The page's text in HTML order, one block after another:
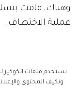
وهناك، قامت
عملية الاختطاف.
ونفت رشا التي
تكون الفتاة
نستخدم ملفات الكوكيز
ونكيف المحتوى